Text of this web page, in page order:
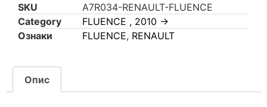
SKU
A7R034-RENAULT-FLUENCE
Category
FLUENCE , 2010 ->
Ознаки
FLUENCE, RENAULT
Опис